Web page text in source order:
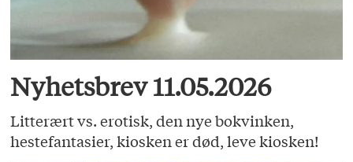
Nyhetsbrev 11.05.2026
Litterært vs. erotisk, den nye bokvinken,
hestefantasier, kiosken er død, leve kiosken!